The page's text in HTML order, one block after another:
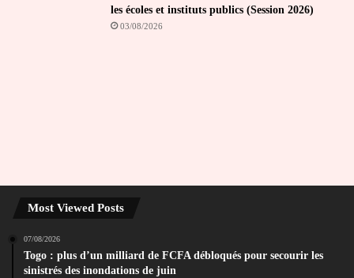
les écoles et instituts publics (Session 2026)
03/08/2026
Most Viewed Posts
07/08/2026
Togo : plus d’un milliard de FCFA débloqués pour secourir les
sinistrés des inondations de juin